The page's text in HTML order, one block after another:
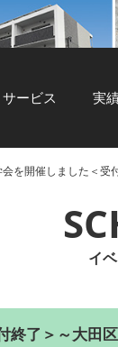
ービス 実
を開催しました＜受
イ
終了＞～大田